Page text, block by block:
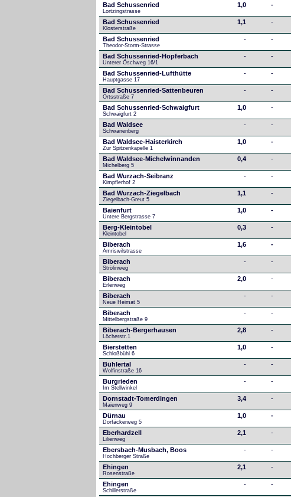
Bad Schussenried
Lortzingstrasse
1,0 -
Bad Schussenried
Klosterstraße
1,1 -
Bad Schussenried
Theodor-Storm-Strasse
- -
Bad Schussenried-Hopferbach
Unterer Öschweg 16/1
- -
Bad Schussenried-Lufthütte
Hauptgasse 17
- -
Bad Schussenried-Sattenbeuren
Ortsstraße 7
- -
Bad Schussenried-Schwaigfurt
Schwaigfurt 2
1,0 -
Bad Waldsee
Schwanenberg
- -
Bad Waldsee-Haisterkirch
Zur Spitzenkapelle 1
1,0 -
Bad Waldsee-Michelwinnanden
Michelberg 5
0,4 -
Bad Wurzach-Seibranz
Kimpflerhof 2
- -
Bad Wurzach-Ziegelbach
Ziegelbach-Greut 5
1,1 -
Baienfurt
Untere Bergstrasse 7
1,0 -
Berg-Kleintobel
Kleintobel
0,3 -
Biberach
Amriswilstrasse
1,6 -
Biberach
Strölinweg
- -
Biberach
Erlenweg
2,0 -
Biberach
Neue Heimat 5
- -
Biberach
Mittelbergstraße 9
- -
Biberach-Bergerhausen
Löcherstr.1
2,8 -
Bierstetten
Schloßbühl 6
1,0 -
Bühlertal
Wolfinstraße 16
- -
Burgrieden
Im Stellwinkel
- -
Dornstadt-Tomerdingen
Maienweg 9
3,4 -
Dürnau
Dorfäckerweg 5
1,0 -
Eberhardzell
Lilienweg
2,1 -
Ebersbach-Musbach, Boos
Hochberger Straße
- -
Ehingen
Rosenstraße
2,1 -
Ehingen
Schillerstraße
- -